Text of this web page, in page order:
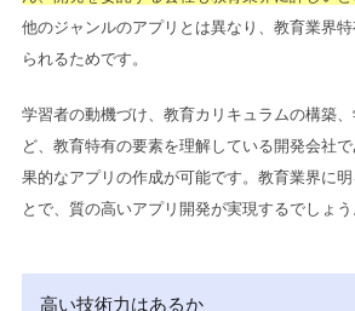
他のジャンルのアプリとは異なり、教育業界
られるためです。
学習者の動機づけ、教育カリキュラムの構築
ど、教育特有の要素を理解している開発会社
果的なアプリの作成が可能です。教育業界に
とで、質の高いアプリ開発が実現するでしょう
高い技術力はあるか